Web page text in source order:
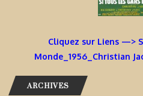
Cliquez sur Liens —>
Monde_1956_Christian
ARCHIVES